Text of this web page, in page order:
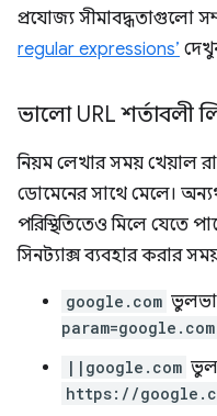
প্রযোজ্য সীমাবদ্ধতাগুলো
regular expressions’
ভালো URL শর্তাবলী
নিয়ম লেখার সময় খেয়াল
ডোমেনের সাথে মেলে।
পরিস্থিতিতেও মিলে যেতে
সিনট্যাক্স ব্যবহার করার
google.com
param=google.com
||google.com
https://